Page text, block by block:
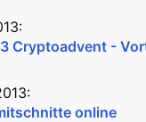
Cryptoadvent -
online